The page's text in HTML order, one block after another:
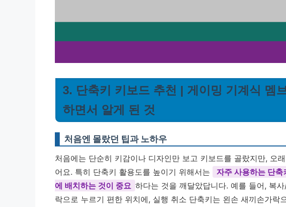
3. 단축키 키보드 추천 | 게이밍 기계식 멤
하면서 알게 된 것
처음엔 몰랐던 팁과 노하우
처음에는 단순히 키감이나 디자인만 보고 키보드를 골랐지만, 오
어요. 특히 단축키 활용도를 높이기 위해서는
자주 사용하는 단축
에 배치하는 것이 중요 하다는 것을 깨달았답니다. 예를 들어, 복
락으로 누르기 편한 위치에, 실행 취소 단축키는 왼손 새끼손가락